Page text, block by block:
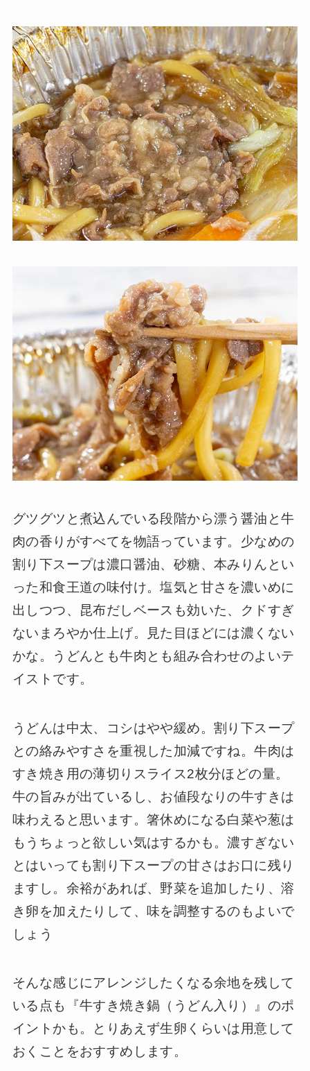
グツグツと煮込んでいる段階から漂う醤油と牛
肉の香りがすべてを物語っています。少なめの
割り下スープは濃口醤油、砂糖、本みりんとい
った和食王道の味付け。塩気と甘さを濃いめに
出しつつ、昆布だしベースも効いた、クドすぎ
ないまろやか仕上げ。見た目ほどには濃くない
かな。うどんとも牛肉とも組み合わせのよいテ
イストです。
うどんは中太、コシはやや緩め。割り下スープ
との絡みやすさを重視した加減ですね。牛肉は
すき焼き用の薄切りスライス2枚分ほどの量。
牛の旨みが出ているし、お値段なりの牛すきは
味わえると思います。箸休めになる白菜や葱は
もうちょっと欲しい気はするかも。濃すぎない
とはいっても割り下スープの甘さはお口に残り
ますし。余裕があれば、野菜を追加したり、溶
き卵を加えたりして、味を調整するのもよいで
しょう
そんな感じにアレンジしたくなる余地を残して
いる点も『牛すき焼き鍋（うどん入り）』のポ
イントかも。とりあえず生卵くらいは用意して
おくことをおすすめします。